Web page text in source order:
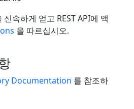
속하게 얻고 REST API에 액
을 따르십시오.
Documentation 를 참조하